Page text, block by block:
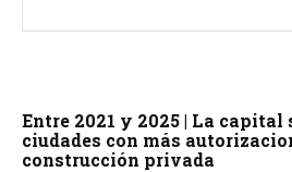
Entre 2021 y 2025 | La
ciudades con más
construcción privada